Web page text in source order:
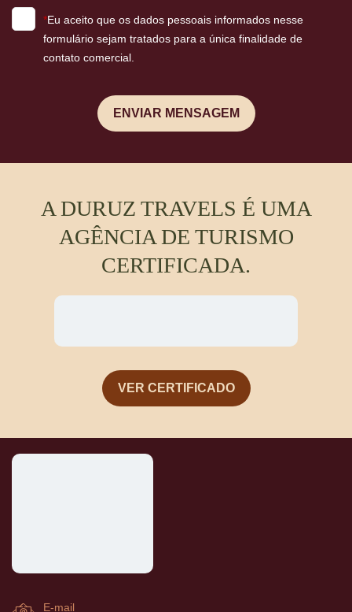
*Eu aceito que os dados pessoais informados nesse
formulário sejam tratados para a única finalidade de
contato comercial.
ENVIAR MENSAGEM
A DURUZ TRAVELS É UMA
AGÊNCIA DE TURISMO
CERTIFICADA.
VER CERTIFICADO
E-mail